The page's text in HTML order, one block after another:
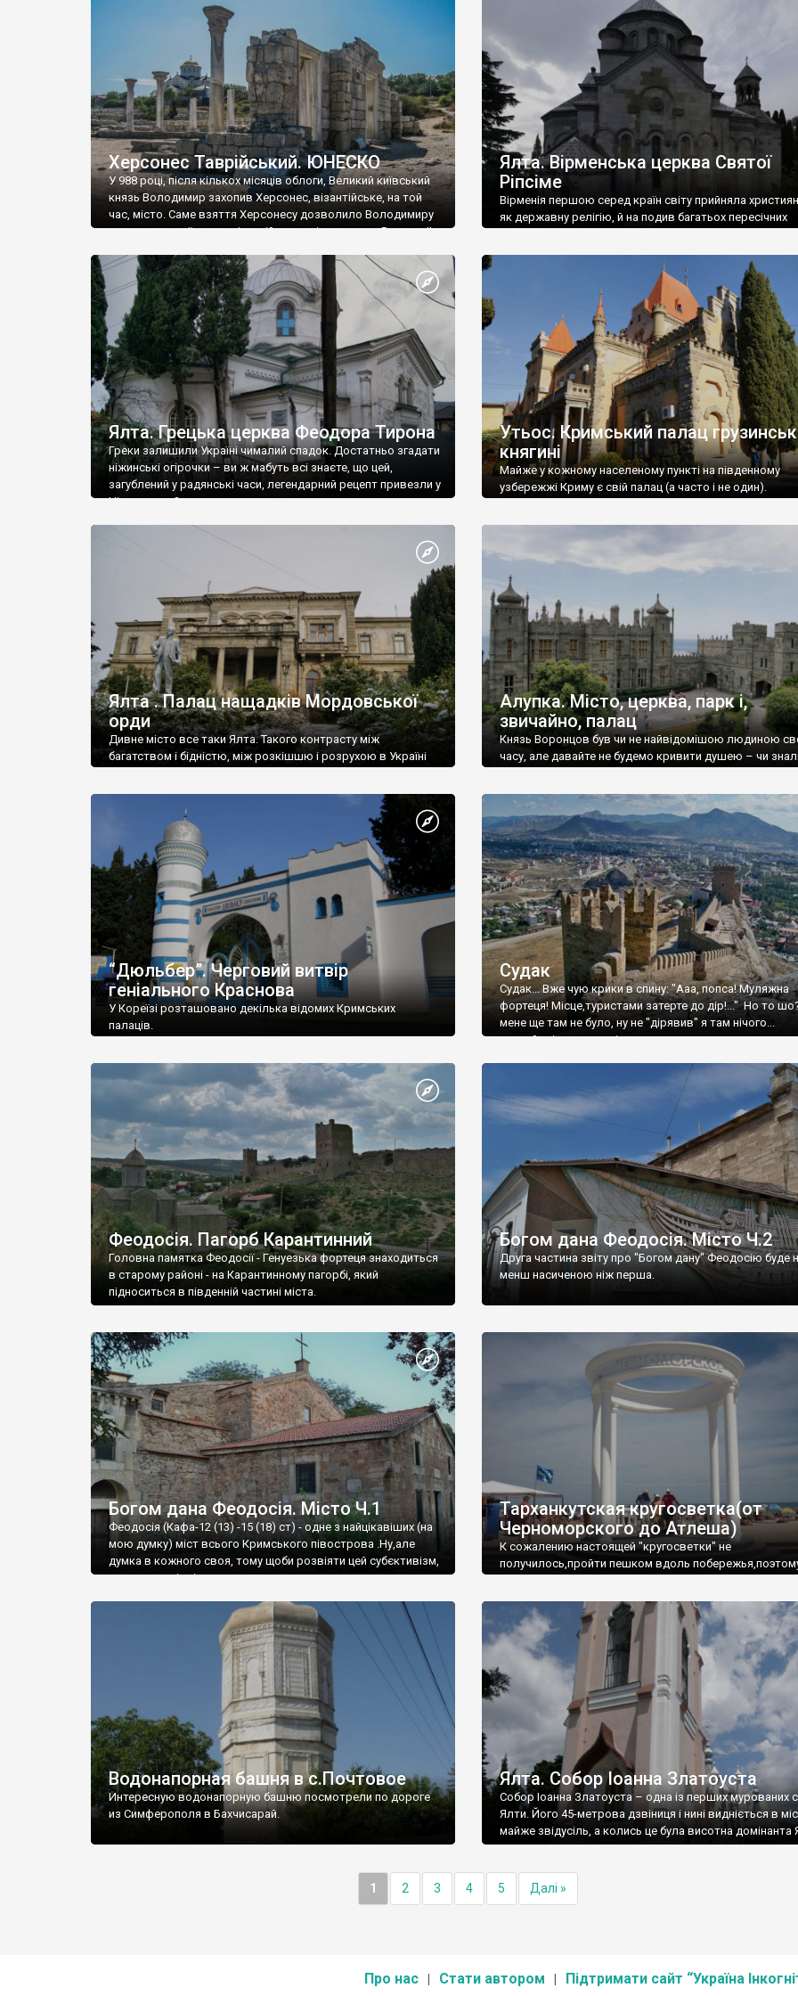
візантійської доби. Раритети викрадені з фондів об’єкту
культурної спадщини ЮНЕСКО «Херсонеса Таврійського».
Офіційно – на виставку «Золото Візантії», але експерти та
влада в Україні вважають це лише […]
називаються «повстяками» (postaki)…” “Вино. Крим
виробляє відмінне вино і його вдосталь: воно все
легке біле і дуже […]
Херсонес Таврійський. ЮНЕСКО
У 988 році, після кількох місяців облоги, Великий київський
князь Володимир захопив Херсонес, візантійське, на той
час, місто. Саме взяття Херсонесу дозволило Володимиру
диктувати свої умови візантійському імператору Василю ІІ,
Херсонесі Володимир-язичник, став Василем-
християнином. А потім було Хрещення Русі. На честь
Херсонесу Таврійського названо місто […]
Ялта. Вірменська церква Святої
Ріпсіме
Вірменія першою серед країн світу прийняла
як державну релігію, й на подив багатьох пересічних
Ялта. Грецька церква Феодора Тирона
Греки залишили Україні чималий спадок. Достатньо згадати
ніжинські огірочки – ви ж мабуть всі знаєте, що цей,
загублений у радянські часи, легендарний рецепт привезли у
Ніжин греки?
Утьос. Кримський палац
княгині
Майже у кожному населеному пункті на південному
узбережжі Криму є свій палац (а часто і не один).
Ялта . Палац нащадків Мордовської
орди
Дивне місто все таки Ялта. Такого контрасту між
багатством і бідністю, між розкішшю і розрухою в Україні
Алупка. Місто, церква, парк і,
звичайно, палац
Князь Воронцов був чи не найвідомішою людиною
часу, але давайте не будемо кривити душею – чи
“Дюльбер”. Черговий витвір
геніального Краснова
У Кореїзі розташовано декілька відомих Кримських
палаців.
Судак
Судак... Вже чую крики в спину: "Ааа, попса! Муляжна
фортеця! Місце,туристами затерте до дір!..." Но то
мене ще там не було, ну не "дірявив" я там нічого...
принаймні до цього літа.
Феодосія. Пагорб Карантинний
Головна памятка Феодосії - Генуезька фортеця знаходиться
в старому районі - на Карантинному пагорбі, який
підноситься в південній частині міста.
Богом дана Феодосія. Місто Ч.2
Друга частина звіту про "Богом дану" Феодосію буде
менш насиченою ніж перша.
Богом дана Феодосія. Місто Ч.1
Феодосія (Кафа-12 (13) -15 (18) ст) - одне з найцікавіших (на
мою думку) міст всього Кримського півострова .Ну,але
думка в кожного своя, тому щоби розвіяти цей субєктивізм,
запрошую відвідати це
Тарханкутская кругосветка(от
Черноморского до Атлеша)
К сожалению настоящей "кругосветки" не
получилось,пройти пешком вдоль
Водонапорная башня в с.Почтовое
Интересную водонапорную башню посмотрели по дороге
из Симферополя в Бахчисарай.
Ялта. Собор Іоанна Златоуста
Собор Іоанна Златоуста – одна із перших мурованих
Ялти. Його 45-метрова дзвіниця і нині видніється в
майже звідусіль, а колись це була висотна домінанта
1 2 3 4 5 Далі »
Про нас Стати автором Підтримати сайт “Україна